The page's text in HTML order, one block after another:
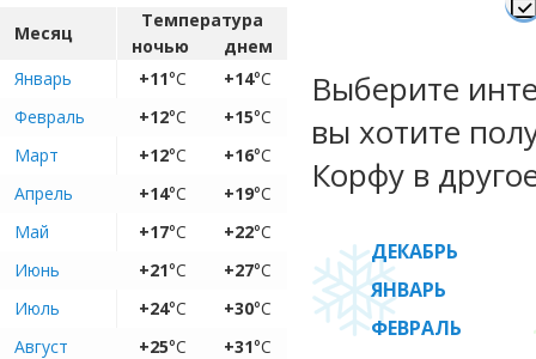
Месяц
Температура
ночью
днем
Январь
+11°C +14°C
Февраль
+12°C +15°C
Март
+12°C +16°C
Апрель
+14°C +19°C
Май
+17°C +22°C
Июнь
+21°C +27°C
Июль
+24°C +30°C
Август
+25°C +31°C
Выберите
вы хотите
Корфу в
ДЕКАБРЬ
ЯНВАРЬ
ФЕВРАЛЬ